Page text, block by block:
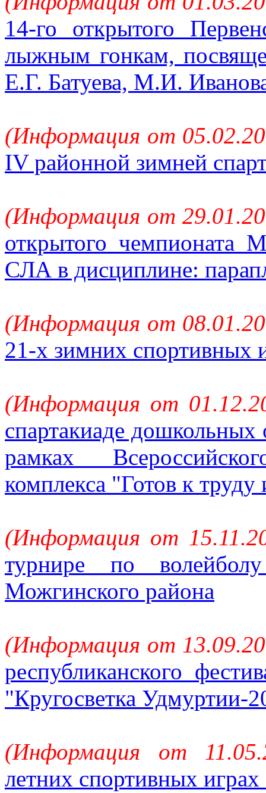
14-го открытого
лыжным гонкам,
Е.Г. Батуева, М.И.
(Информация от
IV районной зимней
(Информация от
открытого чемпионата
СЛА в дисциплине:
(Информация от
21-х зимних спортивных
(Информация от
спартакиаде дошкольных
рамках
комплекса "Готов к
(Информация от
турнире по
Можгинского района
(Информация от
республиканского
"Кругосветка Удмуртии-
(Информация от
летних спортивных